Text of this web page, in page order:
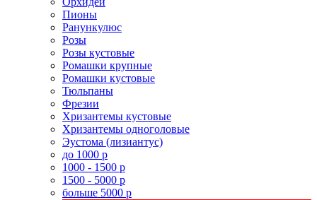
Пионы
Ранункулюс
Розы
Розы кустовые
Ромашки крупные
Ромашки кустовые
Тюльпаны
Фрезии
Хризантемы кустовые
Хризантемы одноголовые
Эустома (лизиантус)
до 1000 р
1000 - 1500 р
1500 - 5000 р
больше 5000 р